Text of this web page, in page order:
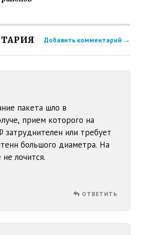
Добавить комментарий →
пакета шло в
прием которого на
или требует
большого диаметра. На
не лочится.
ОТВЕТИТЬ